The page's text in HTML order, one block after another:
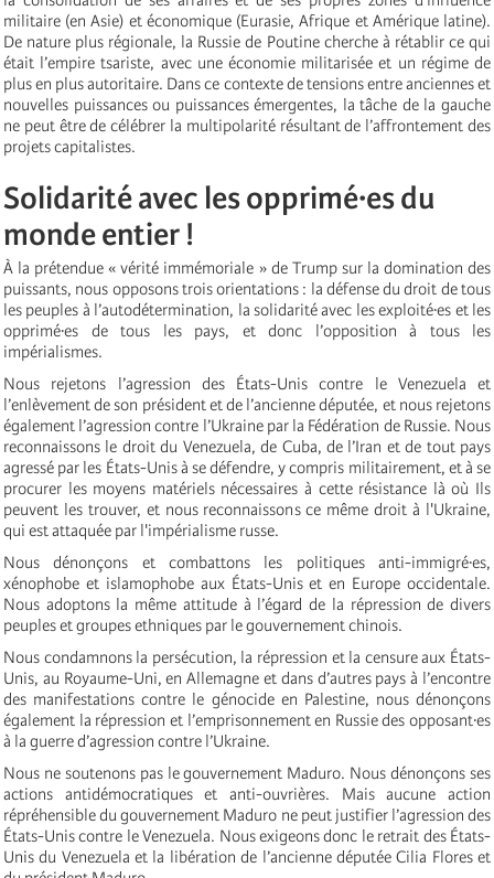
militaire (en Asie) et économique (Eurasie, Afrique et Amérique latine).
De nature plus régionale, la Russie de Poutine cherche à rétablir ce qui
était l’empire tsariste, avec une économie militarisée et un régime de
plus en plus autoritaire. Dans ce contexte de tensions entre anciennes et
nouvelles puissances ou puissances émergentes, la tâche de la gauche
ne peut être de célébrer la multipolarité résultant de l’affrontement des
projets capitalistes.
Solidarité avec les opprimé·es du
monde entier !
À la prétendue « vérité immémoriale » de Trump sur la domination des
puissants, nous opposons trois orientations : la défense du droit de tous
les peuples à l’autodétermination, la solidarité avec les exploité·es et les
opprimé·es de tous les pays, et donc l’opposition à tous les
impérialismes.
Nous rejetons l’agression des États-Unis contre le Venezuela et
l’enlèvement de son président et de l’ancienne députée, et nous rejetons
également l’agression contre l’Ukraine par la Fédération de Russie. Nous
reconnaissons le droit du Venezuela, de Cuba, de l’Iran et de tout pays
agressé par les États-Unis à se défendre, y compris militairement, et à se
procurer les moyens matériels nécessaires à cette résistance là où Ils
peuvent les trouver, et nous reconnaissons ce même droit à l'Ukraine,
qui est attaquée par l'impérialisme russe.
Nous dénonçons et combattons les politiques anti-immigré·es,
xénophobe et islamophobe aux États-Unis et en Europe occidentale.
Nous adoptons la même attitude à l’égard de la répression de divers
peuples et groupes ethniques par le gouvernement chinois.
Nous condamnons la persécution, la répression et la censure aux États-
Unis, au Royaume-Uni, en Allemagne et dans d’autres pays à l’encontre
des manifestations contre le génocide en Palestine, nous dénonçons
également la répression et l’emprisonnement en Russie des opposant·es
à la guerre d’agression contre l’Ukraine.
Nous ne soutenons pas le gouvernement Maduro. Nous dénonçons ses
actions antidémocratiques et anti-ouvrières. Mais aucune action
répréhensible du gouvernement Maduro ne peut justifier l’agression des
États-Unis contre le Venezuela. Nous exigeons donc le retrait des États-
Unis du Venezuela et la libération de l’ancienne députée Cilia Flores et